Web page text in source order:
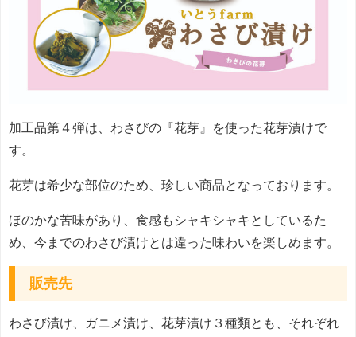
加工品第４弾は、わさびの『花芽』を使った花芽漬けで
す。
花芽は希少な部位のため、珍しい商品となっております。
ほのかな苦味があり、食感もシャキシャキとしているた
め、今までのわさび漬けとは違った味わいを楽しめます。
販売先
わさび漬け、ガニメ漬け、花芽漬け３種類とも、それぞれ